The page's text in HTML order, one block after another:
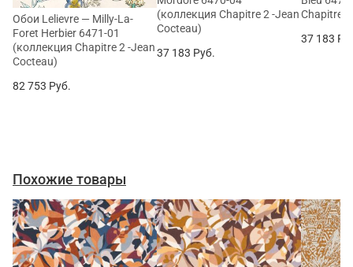
Обои Lelievre — Milly-La-
Foret Herbier 6471-01
(коллекция Chapitre 2 -Jean
Cocteau)
82 753 Руб.
(коллекция Chapitre 2 -Jean
Cocteau)
37 183 Руб.
Chapitre
37 183
Похожие товары